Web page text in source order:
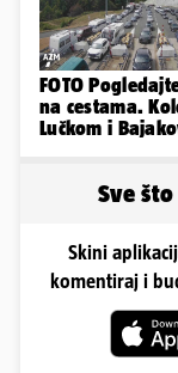
FOTO
na cestama.
Lučkom i
Sve
Skini
komentiraj i